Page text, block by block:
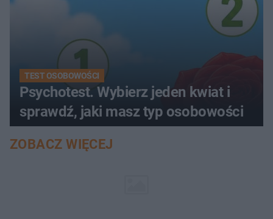
TEST OSOBOWOŚCI
Psychotest. Wybierz jeden kwiat i
sprawdź, jaki masz typ osobowości
ZOBACZ WIĘCEJ